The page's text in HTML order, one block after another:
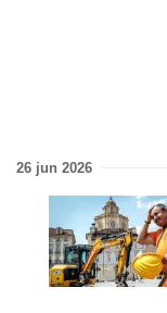
26 jun 2026